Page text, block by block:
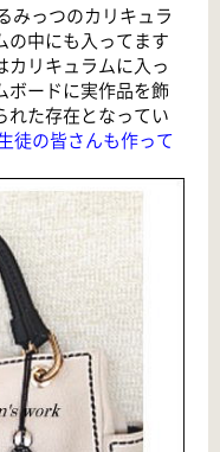
みっつのカリキュラ
の中にも入ってます
カリキュラムに入っ
ードに実作品を飾
れた存在となってい
徒の皆さんも作って